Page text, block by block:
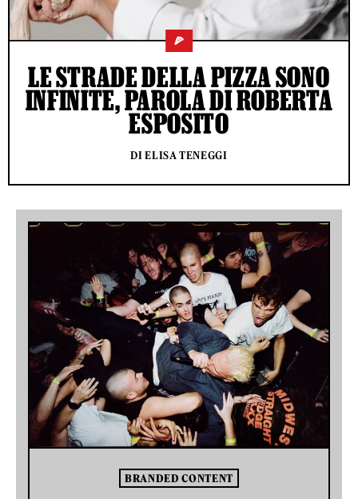
🍕
LE STRADE DELLA PIZZA SONO
INFINITE, PAROLA DI ROBERTA
ESPOSITO
DI ELISA TENEGGI
BRANDED CONTENT